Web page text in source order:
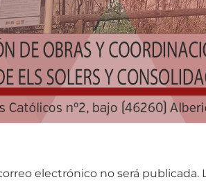
electrónico no será publicada.